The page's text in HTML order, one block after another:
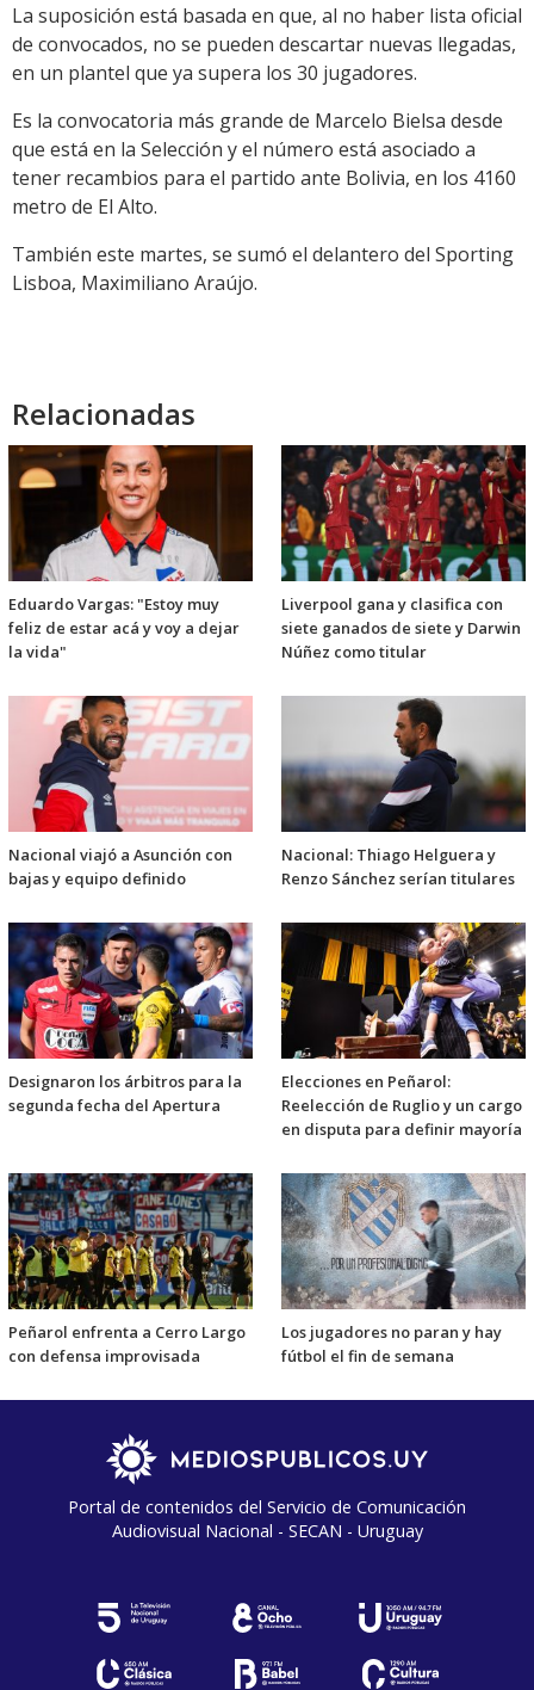
La suposición está basada en que, al no haber lista oficial
de convocados, no se pueden descartar nuevas llegadas,
en un plantel que ya supera los 30 jugadores.
Es la convocatoria más grande de Marcelo Bielsa desde
que está en la Selección y el número está asociado a
tener recambios para el partido ante Bolivia, en los 4160
metro de El Alto.
También este martes, se sumó el delantero del Sporting
Lisboa, Maximiliano Araújo.
Relacionadas
Eduardo Vargas: "Estoy muy
feliz de estar acá y voy a dejar
la vida"
Liverpool gana y clasifica con
siete ganados de siete y Darwin
Núñez como titular
Nacional viajó a Asunción con
bajas y equipo definido
Nacional: Thiago Helguera y
Renzo Sánchez serían titulares
Designaron los árbitros para la
segunda fecha del Apertura
Elecciones en Peñarol:
Reelección de Ruglio y un cargo
en disputa para definir mayoría
Peñarol enfrenta a Cerro Largo
con defensa improvisada
Los jugadores no paran y hay
fútbol el fin de semana
Portal de contenidos del Servicio de Comunicación
Audiovisual Nacional - SECAN - Uruguay